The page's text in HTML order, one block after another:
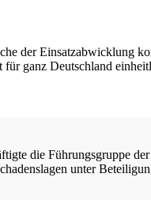
der Einsatzabwicklung
ganz Deutschland
die Führungsgruppe
unter